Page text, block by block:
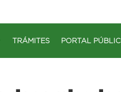
TRÁMITES PORTAL